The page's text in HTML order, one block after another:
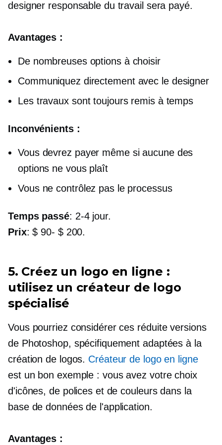
designer responsable du travail sera payé.
Avantages :
De nombreuses options à choisir
Communiquez directement avec le designer
Les travaux sont toujours remis à temps
Inconvénients :
Vous devrez payer même si aucune des
options ne vous plaît
Vous ne contrôlez pas le processus
Temps passé: 2-4jour.
Prix:$ 90- $ 200.
5. Créez un logo en ligne :
utilisez un créateur de logo
spécialisé
Vous pourriez considérer ces réduiteversions
de Photoshop, spécifiquement adaptées à la
création de logos. Créateur de logo en ligne
est un bon exemple : vousavez votre choix
d'icônes, de polices et de couleurs dans la
base de données de l'application.
Avantages :